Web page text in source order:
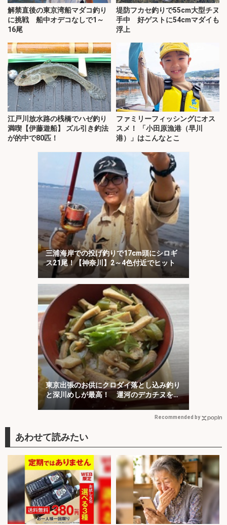
解禁直後の東京湾船マダコ釣り
に挑戦 船中オデコなしで1～
16尾
堤防フカセ釣りで55cm大型チヌ
手中 好ゲストに54cmマダイも
浮上
江戸川放水路の桟橋でハゼ釣り
満喫【伊藤遊船】 ズル引き釣法
が的中で80匹！
ファミリーフィッシングにオス
スメ！ 「小田原漁港（早川
港）」はこんなとこ
三浦海岸での投げ釣りで17cm頭にシロギ
ス21尾！【神奈川】2～4色付近でヒット
東京出張のお供にクロダイ落とし込み釣り
と深川めしが最高！ 運河のデカチヌを狙
Recommended by